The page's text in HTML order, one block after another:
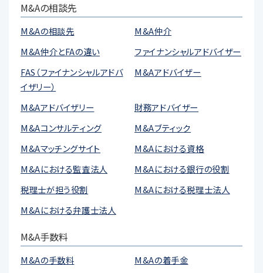
M&Aの相談先
M&Aの相談先
M&A仲介
M&A仲介とFAの違い
ファイナンシャルアドバイザー
FAS（ファイナンシャルアドバ
イザリー）
M&Aアドバイザー
M&Aアドバイザリー
財務アドバイザー
M&Aコンサルティング
M&Aブティック
M&Aマッチングサイト
M&Aにおける資格
M&Aにおける監査法人
M&Aにおける銀行の役割
税理士が担う役割
M&Aにおける税理士法人
M&Aにおける弁護士法人
M&A手数料
M&Aの手数料
M&Aの着手金